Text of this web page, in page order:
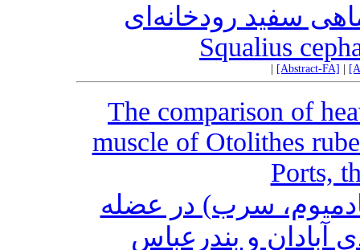
سفید رودخانه‌ای
Squalius
[Abstract-FA]
The comparison of
muscle of Otolithes
Ports,
سرب) در عضله
آبادان و بندرعباس